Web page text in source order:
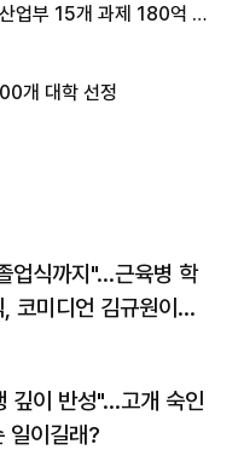
업부 15개 과제 180억 지
개 대학 선정
업식까지"…근육병 학
코미디언 김규원이었
깊이 반성"…고개 숙인
일이길래?